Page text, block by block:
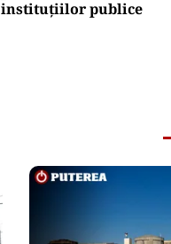
instituțiilor publice